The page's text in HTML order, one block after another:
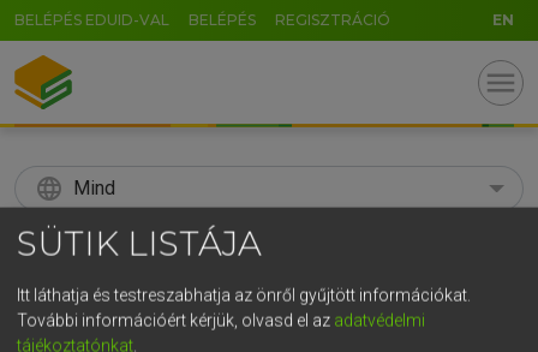
BELÉPÉS EDUID-VAL BELÉPÉS REGISZTRÁCIÓ EN
menu
language Mind
search
KERESÉS
SÜTIK LISTÁJA
Itt láthatja és testreszabhatja az önről gyűjtött információkat.
További információért kérjük, olvasd el az adatvédelmi
tájékoztatónkat
GR
5 6 7 8 9 ö ü ó